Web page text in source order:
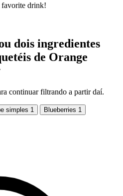
drink!
dois ingredientes
de Orange
continuar filtrando a partir daí.
simples 1 Blueberries 1